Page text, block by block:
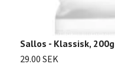
Sallos - Klassisk, 200g
29.00 SEK